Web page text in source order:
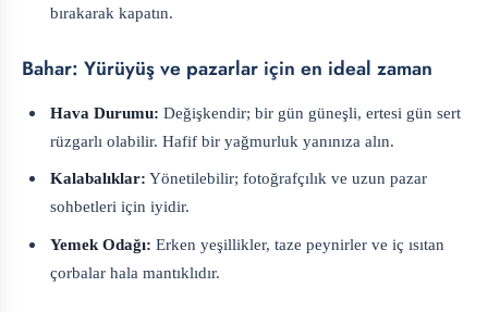
bırakarak kapatın.
Bahar: Yürüyüş ve pazarlar için en ideal zaman
Hava Durumu: Değişkendir; bir gün güneşli, ertesi gün sert
rüzgarlı olabilir. Hafif bir yağmurluk yanınıza alın.
Kalabalıklar: Yönetilebilir; fotoğrafçılık ve uzun pazar
sohbetleri için iyidir.
Yemek Odağı: Erken yeşillikler, taze peynirler ve iç ısıtan
çorbalar hala mantıklıdır.